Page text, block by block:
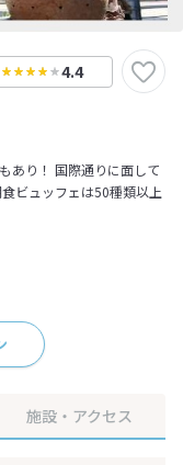
4.4
あり！ 国際通りに面して
ビュッフェは50種類以上
施設・アクセス